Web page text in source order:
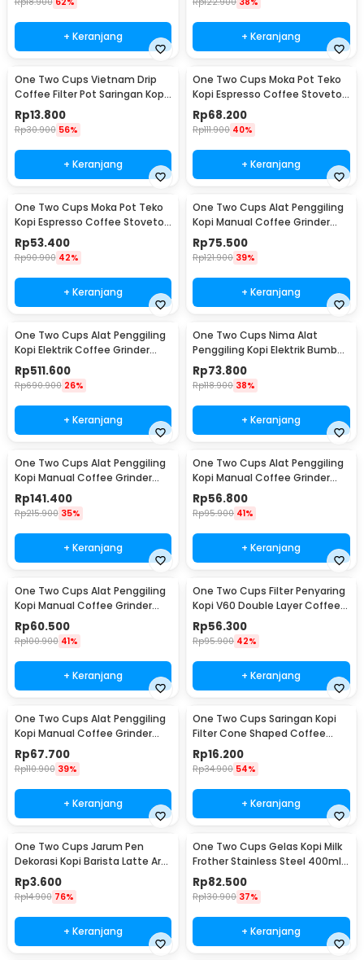
+ Keranjang + Keranjang
One Two Cups Vietnam Drip
Coffee Filter Pot Saringan Kopi
180ml 8Q - LC1
Rp13.800
Rp30.900 56%
+ Keranjang
One Two Cups Moka Pot Teko
Kopi Espresso Coffee Stovetop
4 Cup 200ml - Z20
Rp68.200
Rp111.900 40%
+ Keranjang
One Two Cups Moka Pot Teko
Kopi Espresso Coffee Stovetop
2 Cup 100ml - Z20
Rp53.400
Rp90.900 42%
+ Keranjang
One Two Cups Alat Penggiling
Kopi Manual Coffee Grinder
Wood - 16290
Rp75.500
Rp121.900 39%
+ Keranjang
One Two Cups Alat Penggiling
Kopi Elektrik Coffee Grinder
Adjustable - 600N
Rp511.600
Rp690.900 26%
+ Keranjang
One Two Cups Nima Alat
Penggiling Kopi Elektrik Bumbu
Coffee Grinder - NM-8300
Rp73.800
Rp118.900 38%
+ Keranjang
One Two Cups Alat Penggiling
Kopi Manual Coffee Grinder
Wood 30g - CW85532
Rp141.400
Rp215.900 35%
+ Keranjang
One Two Cups Alat Penggiling
Kopi Manual Coffee Grinder
160ml - CF012
Rp56.800
Rp95.900 41%
+ Keranjang
One Two Cups Alat Penggiling
Kopi Manual Coffee Grinder
Adjustable - RHNHA0176
Rp60.500
Rp100.900 41%
+ Keranjang
One Two Cups Filter Penyaring
Kopi V60 Double Layer Coffee
Filter - FS-40S
Rp56.300
Rp95.900 42%
+ Keranjang
One Two Cups Alat Penggiling
Kopi Manual Coffee Grinder
Adjustable - CF4146
Rp67.700
Rp110.900 39%
+ Keranjang
One Two Cups Saringan Kopi
Filter Cone Shaped Coffee
Dripper 1 PCS - K741
Rp16.200
Rp34.900 54%
+ Keranjang
One Two Cups Jarum Pen
Dekorasi Kopi Barista Latte Art
Needle 13cm - F3F27
Rp3.600
Rp14.900 76%
+ Keranjang
One Two Cups Gelas Kopi Milk
Frother Stainless Steel 400ml -
WZ0011
Rp82.500
Rp130.900 37%
+ Keranjang